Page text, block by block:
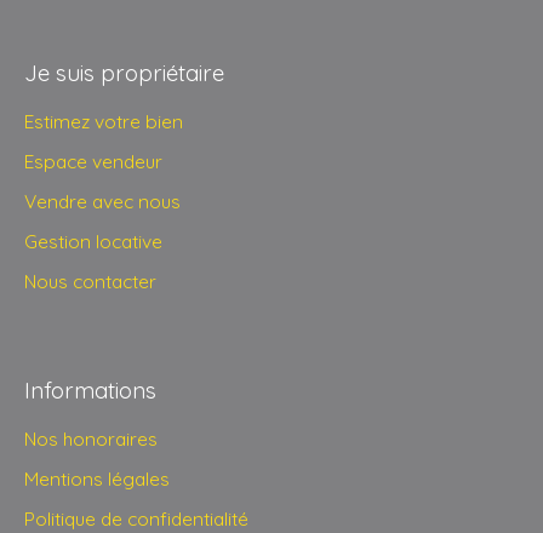
Je suis propriétaire
Estimez votre bien
Espace vendeur
Vendre avec nous
Gestion locative
Nous contacter
Informations
Nos honoraires
Mentions légales
Politique de confidentialité